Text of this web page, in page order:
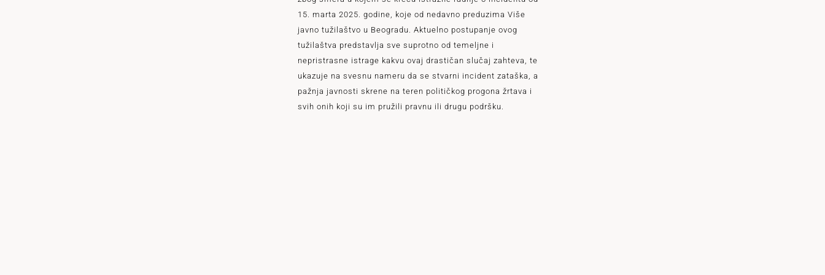
15. marta 2025. godine, koje od nedavno preduzima Više
javno tužilaštvo u Beogradu. Aktuelno postupanje ovog
tužilaštva predstavlja sve suprotno od temeljne i
nepristrasne istrage kakvu ovaj drastičan slučaj zahteva, te
ukazuje na svesnu nameru da se stvarni incident zataška, a
pažnja javnosti skrene na teren političkog progona žrtava i
svih onih koji su im pružili pravnu ili drugu podršku.